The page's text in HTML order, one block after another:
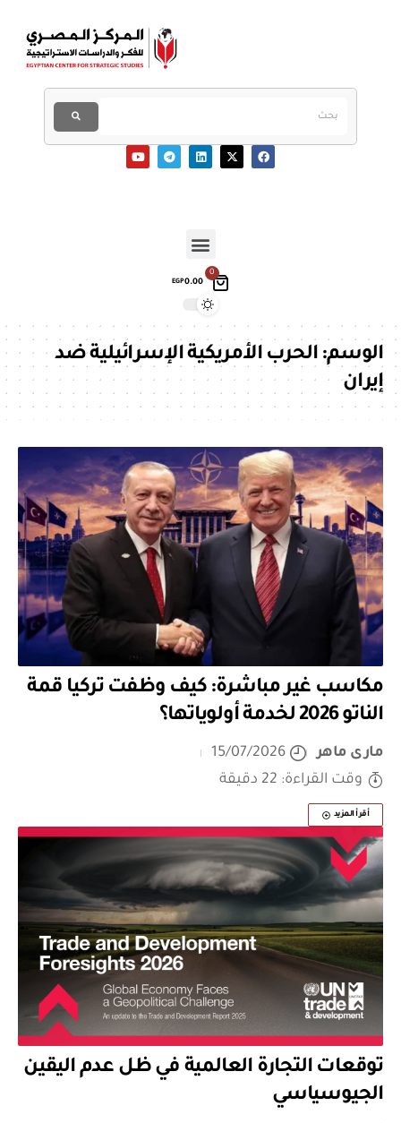
0
EGP0.00
الوسم:الحرب الأمريكية الإسرائيلية ضد
إيران
مكاسب غير مباشرة: كيف وظفت تركيا قمة
الناتو 2026 لخدمة أولوياتها؟
مارى ماهر
15/07/2026
وقت القراءة: 22 دقيقة
أقرأ المزيد
توقعات التجارة العالمية في ظل عدم اليقين
الجيوسياسي